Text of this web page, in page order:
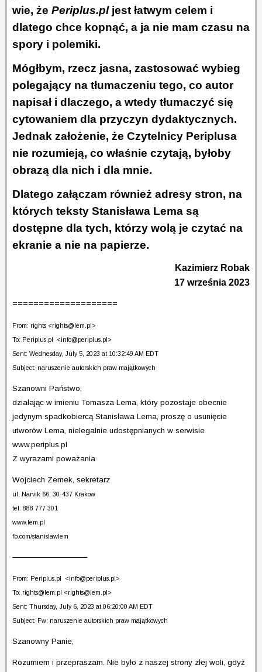
wie, że Periplus.pljest łatwym celem i
dlatego chce kopnąć, a ja nie mam czasu na
spory i polemiki.
Mógłbym, rzecz jasna, zastosować wybieg
polegający na tłumaczeniu tego, co autor
napisał i dlaczego, a wtedy tłumaczyć się
cytowaniem dla przyczyn dydaktycznych.
Jednak założenie, że Czytelnicy Periplusa
nie rozumieją, co właśnie czytają, byłoby
obrazą dla nich i dla mnie.
Dlatego załączam również adresy stron, na
których teksty Stanisława Lema są
dostępne dla tych, którzy wolą je czytać na
ekranie a nie na papierze.
Kazimierz Robak
17 września 2023
====================
From: rights <rights@lem.pl>
To: Periplus.pl <info@periplus.pl>
Sent: Wednesday, July 5, 2023 at 10:32:49 AM EDT
Subject: naruszenie autorskich praw majątkowych
Szanowni Państwo,
działając w imieniu Tomasza Lema, który pozostaje obecnie
jedynym spadkobiercą Stanisława Lema, proszę o usunięcie
utworów Lema, nielegalnie udostępnianych w serwisie
www.periplus.pl
Z wyrazami poważania
Wojciech Zemek, sekretarz
ul. Narvik 66, 30-437 Krakow
tel. 888 777 301
www.lem.pl
fb.com/stanislawlem
————————–
From: Periplus.pl <info@periplus.pl>
To: rights@lem.pl <rights@lem.pl>
Sent: Thursday, July 6, 2023 at 06:20:00 AM EDT
Subject: Fw: naruszenie autorskich praw majątkowych
Szanowny Panie,
Rozumiem i przepraszam. Nie było z naszej strony złej woli, gdyż